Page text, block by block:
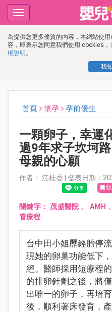
為提供您更多優質的內容，本網站使
容，即表示您同意我們使用 cookies
權說明 。
我
Toggle
navigation
首頁 懷孕 孕前優生
一顆卵子，幸運
過9年求子坎坷
母親的心願
作者： 江桂香 | 發表日期：
關鍵字： 茂盛醫院 、AMH
管療程
台中田小姐歷經胎停
現她的卵巢功能低下
經。醫師採用短療程
的排卵針劑之後，將
出唯一的卵子，再培
後，順利著床發育，產